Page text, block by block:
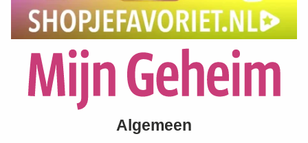
Algemeen